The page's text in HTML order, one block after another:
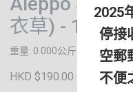
衣草) - 1L
重量: 0.000公斤
HKD $190.00
2025
停接
空郵
不便